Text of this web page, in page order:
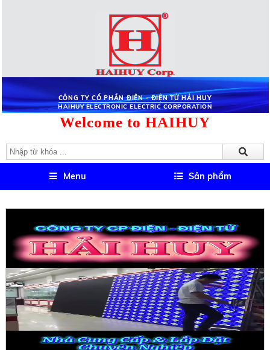
CÔNG TY CỔ PHẦN ĐIỆN - ĐIỆN TỬ HẢI HUY
HAIHUY ELECTRONIC ELECTRIC CORPORATION
Welcome to HAIHUY
Menu Sản phẩm